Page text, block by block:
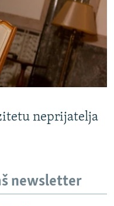
neprijatelja
newsletter